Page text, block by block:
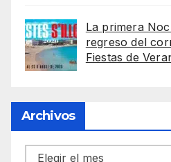
La primera
regreso del
Fiestas de
Archivos
Archivos